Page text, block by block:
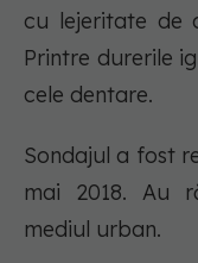
cu lejeritate de
Printre durerile
cele dentare.
Sondajul a fost
mai 2018. Au
mediul urban.